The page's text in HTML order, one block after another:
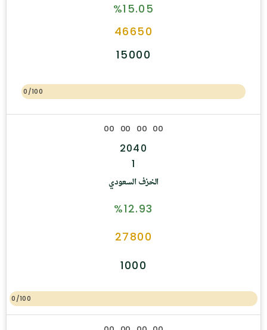
%15.05
46650
15000
0/100
الخزف السعودي
%12.93
27800
1000
0/100
00 00 00 00
2040
1